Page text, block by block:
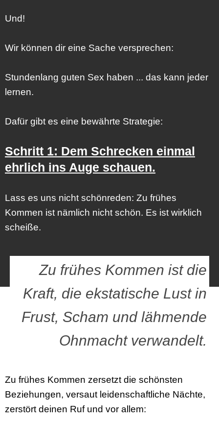
Und!
Wir können dir eine Sache versprechen:
Stundenlang guten Sex haben ... das kann jeder
lernen.
Dafür gibt es eine bewährte Strategie:
Schritt 1: Dem Schrecken einmal
ehrlich ins Auge schauen.
Lass es uns nicht schönreden: Zu frühes
Kommen ist nämlich nicht schön. Es ist wirklich
scheiße.
Zu frühes Kommen ist die
Kraft, die ekstatische Lust in
Frust, Scham und lähmende
Ohnmacht verwandelt.
Zu frühes Kommen zersetzt die schönsten
Beziehungen, versaut leidenschaftliche Nächte,
zerstört deinen Ruf und vor allem: